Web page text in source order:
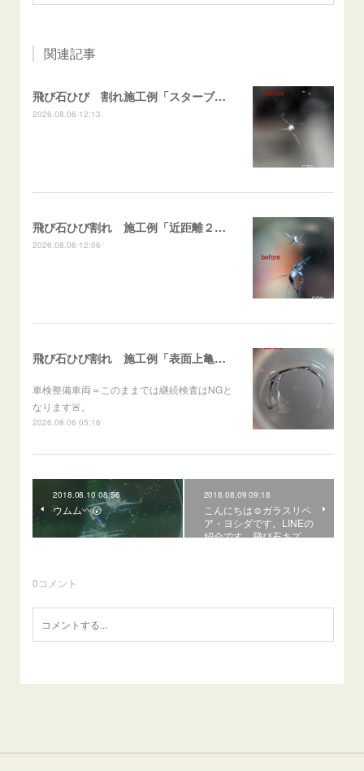
関連記事
飛び石ひび 割れ施工例「スターブレイク系」 フリード
2026.08.06 12:13
飛び石ひび割れ 施工例「近距離２箇所・パーシャル系+スターブレイク系」ハイエース
2026.08.06 12:06
飛び石ひび割れ 施工例「表面上亀裂・ダメージクラック」ステラ
車検整備車両＝このままでは継続検査はNGと
なります🚨。
2026.08.06 05:16
2018.08.10 08:56
ウムム〰😲
2018.08.09 09:18
こんにちは☺ガラスリペ
ア・ヨシダです。LINEの
紹介です。飛び石キズ…
0コメント